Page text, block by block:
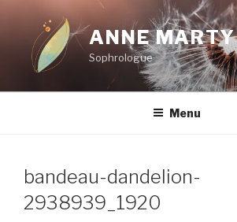
contenu
principal
ANNE MARTY
Sophrologue
Menu
bandeau-dandelion-
2938939_1920